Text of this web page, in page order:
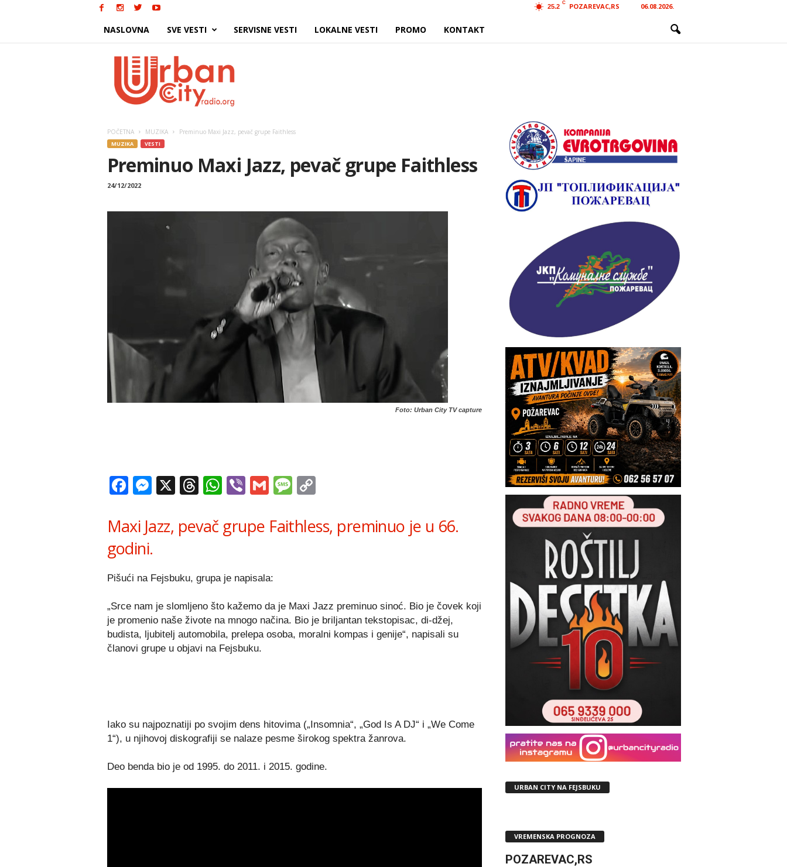
25.2
C POZAREVAC,RS 06.08.2026.
NASLOVNA SVE VESTI SERVISNE VESTI LOKALNE VESTI PROMO KONTAKT
POČETNA MUZIKA Preminuo Maxi Jazz, pevač grupe Faithless
MUZIKA VESTI
Preminuo Maxi Jazz, pevač grupe Faithless
24/12/2022
Foto: Urban City TV capture
Facebook
Messenger
X Threads
WhatsApp
ViberGmailMessage
Maxi Jazz, pevač grupe Faithless, preminuo je u 66.
godini.
Pišući na Fejsbuku, grupa je napisala:
„Srce nam je slomljeno što kažemo da je Maxi Jazz preminuo sinoć. Bio je čovek koji
je promenio naše živote na mnogo načina. Bio je briljantan tekstopisac, di-džej,
budista, ljubitelj automobila, prelepa osoba, moralni kompas i genije“, napisali su
članovi grupe u objavi na Fejsbuku.
Iako su najpoznatiji po svojim dens hitovima („Insomnia“, „God Is A DJ“ i „We Come
1“), u njihovoj diskografiji se nalaze pesme širokog spektra žanrova.
Deo benda bio je od 1995. do 2011. i 2015. godine.
URBAN CITY NA FEJSBUKU
VREMENSKA PROGNOZA
POZAREVAC,RS